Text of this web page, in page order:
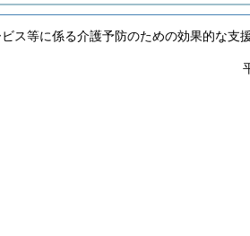
ス等に係る介護予防のための効果的な支